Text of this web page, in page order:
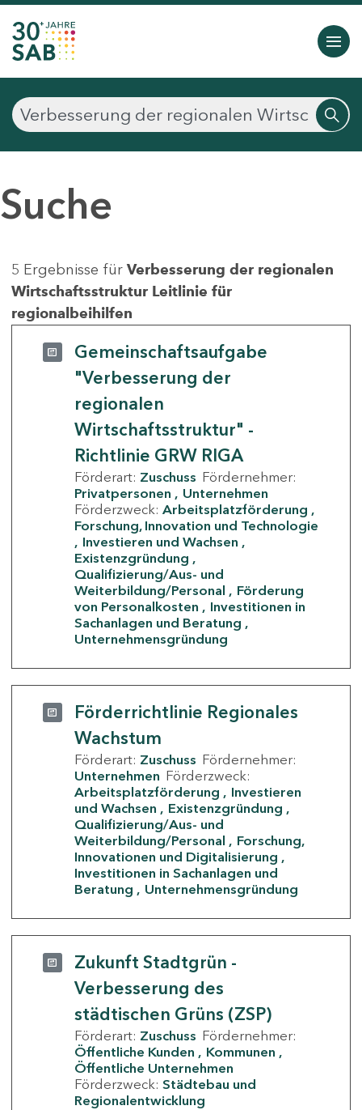
Suche
5 Ergebnisse für Verbesserung der regionalen
Wirtschaftsstruktur Leitlinie für
regionalbeihilfen
Gemeinschaftsaufgabe
"Verbesserung der
regionalen
Wirtschaftsstruktur" -
Richtlinie GRW RIGA
Förderart: Zuschuss Fördernehmer:
Privatpersonen
Unternehmen
Förderzweck: Arbeitsplatzförderung
Forschung, Innovation und Technologie
Investieren und Wachsen
Existenzgründung
Qualifizierung/Aus- und
Weiterbildung/Personal
Förderung
von Personalkosten
Investitionen in
Sachanlagen und Beratung
Unternehmensgründung
Förderrichtlinie Regionales
Wachstum
Förderart: Zuschuss Fördernehmer:
Unternehmen Förderzweck:
Arbeitsplatzförderung
Investieren
und Wachsen
Existenzgründung
Qualifizierung/Aus- und
Weiterbildung/Personal
Forschung,
Innovationen und Digitalisierung
Investitionen in Sachanlagen und
Beratung
Unternehmensgründung
Zukunft Stadtgrün -
Verbesserung des
städtischen Grüns (ZSP)
Förderart: Zuschuss Fördernehmer:
Öffentliche Kunden
Kommunen
Öffentliche Unternehmen
Förderzweck: Städtebau und
Regionalentwicklung